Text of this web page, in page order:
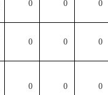
0 0 0
0 0 0
0 0 0